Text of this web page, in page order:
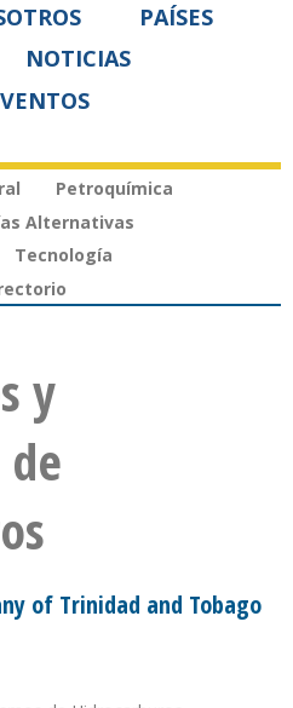
PAÍSES
NOTICIAS
Petroquímica
Alternativas
Tecnología
y
of Trinidad and Tobago